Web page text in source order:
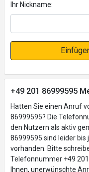
Ihr Nickname:
+49 201 86999595
Hatten Sie einen Anruf
86999595? Die
den Nutzern als aktiv
86999595 sind leider
vorhanden. Bitte
Telefonnummer +49
Ihnen, unerwünschte